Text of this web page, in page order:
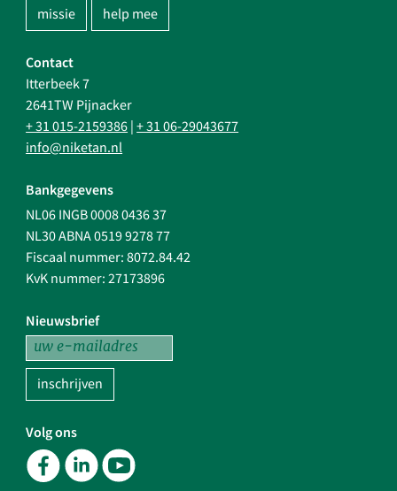
missie
help mee
Contact
Itterbeek 7
2641TW Pijnacker
+ 31 015-2159386 |+ 31 06-29043677
info@niketan.nl
Bankgegevens
NL06 INGB 0008 0436 37
NL30 ABNA 0519 9278 77
Fiscaal nummer: 8072.84.42
KvK nummer: 27173896
Nieuwsbrief
inschrijven
Volg ons